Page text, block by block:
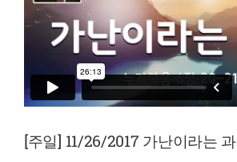
[주일] 11/26/2017 가난이라는